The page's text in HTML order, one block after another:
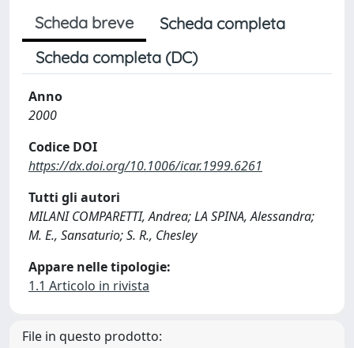
Scheda breve
Scheda completa
Scheda completa (DC)
Anno
2000
Codice DOI
https://dx.doi.org/10.1006/icar.1999.6261
Tutti gli autori
MILANI COMPARETTI, Andrea; LA SPINA, Alessandra;
M. E., Sansaturio; S. R., Chesley
Appare nelle tipologie:
1.1 Articolo in rivista
File in questo prodotto: